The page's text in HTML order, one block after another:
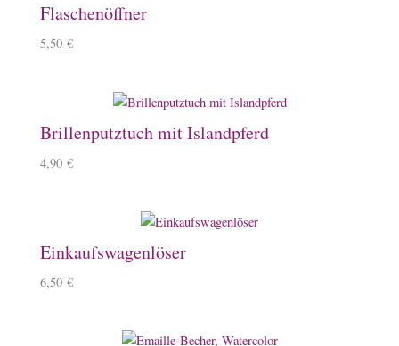
Flaschenöffner
5,50 €
Brillenputztuch mit Islandpferd
4,90 €
Einkaufswagenlöser
6,50 €